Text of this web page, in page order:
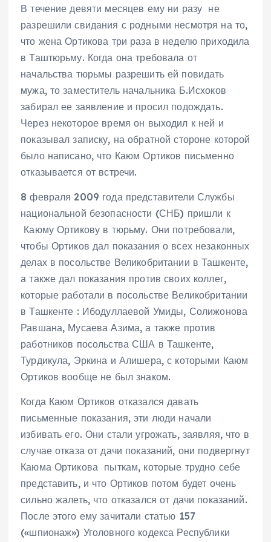
В течение девяти месяцев ему ни разу не
разрешили свидания с родными несмотря на то,
что жена Ортикова три раза в неделю приходила
в Таштюрьму. Когда она требовала от
начальства тюрьмы разрешить ей повидать
мужа, то заместитель начальника Б.Исхоков
забирал ее заявление и просил подождать.
Через некоторое время он выходил к ней и
показывал записку, на обратной стороне которой
было написано, что Каюм Ортиков письменно
отказывается от встречи.
8 февраля 2009 года представители Службы
национальной безопасности (СНБ) пришли к
Каюму Ортикову в тюрьму. Они потребовали,
чтобы Ортиков дал показания о всех незаконных
делах в посольстве Великобритании в Ташкенте,
а также дал показания против своих коллег,
которые работали в посольстве Великобритании
в Ташкенте : Ибодуллаевой Умиды, Солижонова
Равшана, Мусаева Азима, а также против
работников посольства США в Ташкенте,
Турдикула, Эркина и Алишера, с которыми Каюм
Ортиков вообще не был знаком.
Когда Каюм Ортиков отказался давать
письменные показания, эти люди начали
избивать его. Они стали угрожать, заявляя, что в
случае отказа от дачи показаний, они подвергнут
Каюма Ортикова пыткам, которые трудно себе
представить, и что Ортиков потом будет очень
сильно жалеть, что отказался от дачи показаний.
После этого ему зачитали статью 157
(«шпионаж») Уголовного кодекса Республики